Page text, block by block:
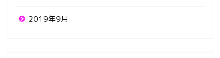
2019年9月